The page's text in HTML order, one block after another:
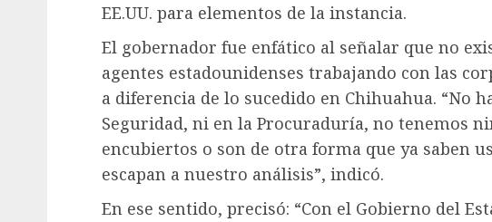
EE.UU. para elementos de la instancia.
El gobernador fue enfático al señalar que no
agentes estadounidenses trabajando con las
a diferencia de lo sucedido en Chihuahua. “No
Seguridad, ni en la Procuraduría, no tenemos
encubiertos o son de otra forma que ya saben
escapan a nuestro análisis”, indicó.
En ese sentido, precisó: “Con el Gobierno del